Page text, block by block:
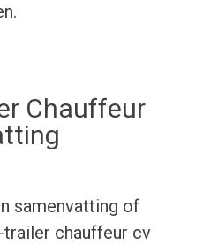
Chauffeur
samenvatting of
chauffeur cv